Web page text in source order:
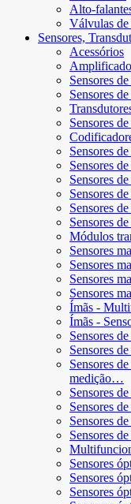
Alto-
Válvulas de
Sensores,
Acessórios
Sensores
Sensores
Sensores
Sensores
Sensores
Sensores
Sensores
Sensores
Sensores
Módulos
Sensores
Sensores
Sensores
Sensores
Ímãs -
Ímãs -
Sensores
Sensores
Sensores
medição…
Sensores
Sensores
Sensores
Sensores
Sensores
Sensores
Sensores